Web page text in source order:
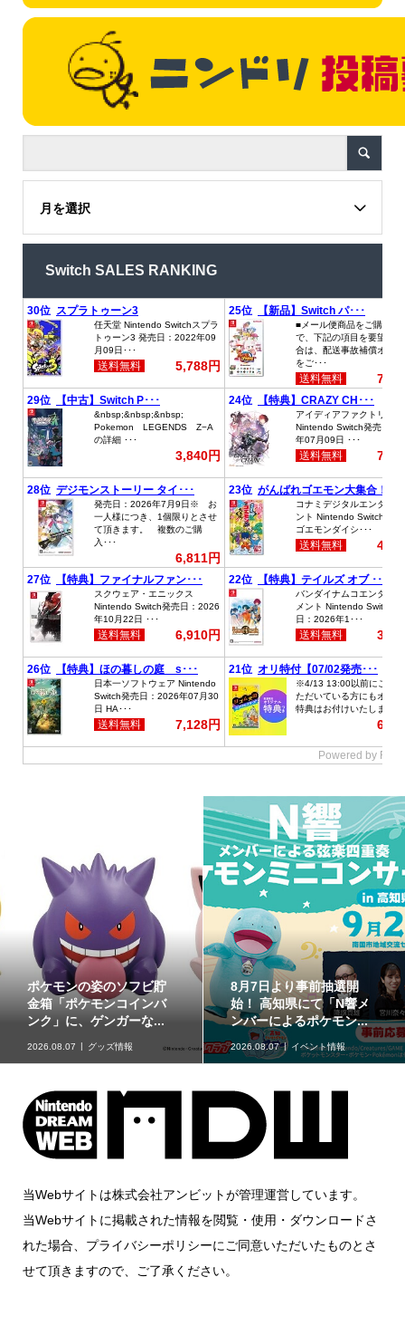
月を選択
Switch SALES RANKING
ポケモンの姿のソフビ貯
金箱「ポケモンコインバ
ンク」に、ゲンガーな...
2026.08.07 グッズ情報
8月7日より事前抽選開
始！ 高知県にて「N響メ
ンバーによるポケモン...
2026.08.07 イベント情報
当Webサイトは株式会社アンビットが管理運営しています。
当Webサイトに掲載された情報を閲覧・使用・ダウンロードさ
れた場合、プライバシーポリシーにご同意いただいたものとさ
せて頂きますので、ご了承ください。